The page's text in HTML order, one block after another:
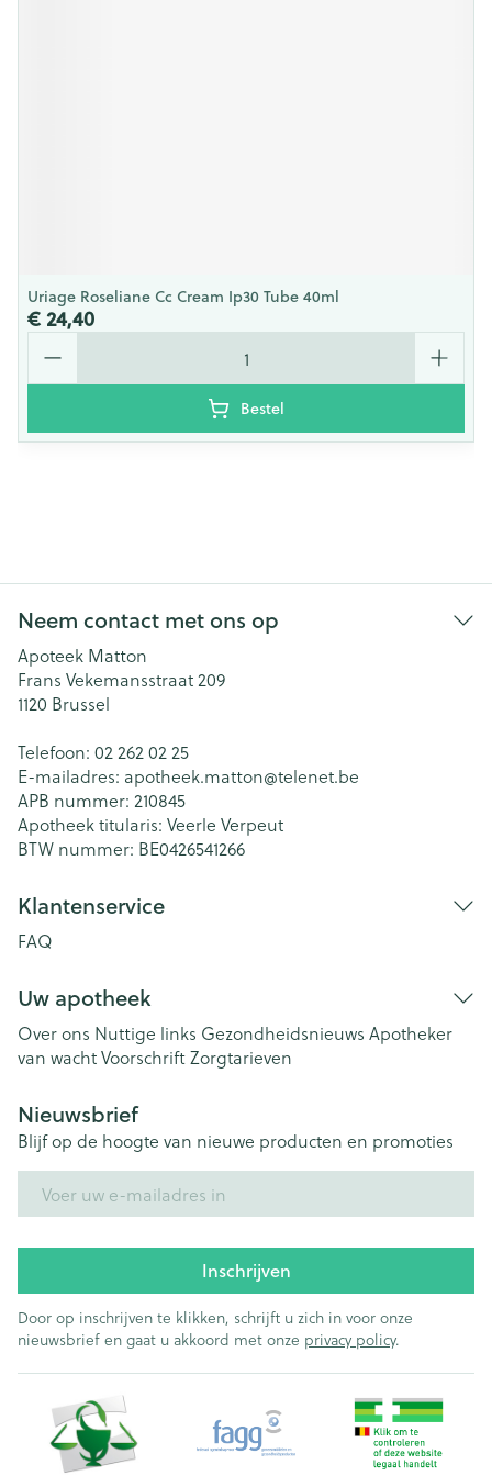
Uriage Roseliane Cc Cream Ip30 Tube 40ml
€ 24,40
Aantal
Bestel
Neem contact met ons op
Apoteek Matton
Frans Vekemansstraat 209
1120 Brussel
Telefoon: 02 262 02 25
E-mailadres: apotheek.matton@telenet.be
APB nummer: 210845
Apotheek titularis: Veerle Verpeut
BTW nummer: BE0426541266
Klantenservice
FAQ
Uw apotheek
Over ons Nuttige links Gezondheidsnieuws Apotheker
van wachtVoorschriftZorgtarieven
Nieuwsbrief
Blijf op de hoogte van nieuwe producten en promoties
Inschrijven
Door op inschrijven te klikken, schrijft u zich in voor onze
nieuwsbrief en gaat u akkoord met onze privacy policy.